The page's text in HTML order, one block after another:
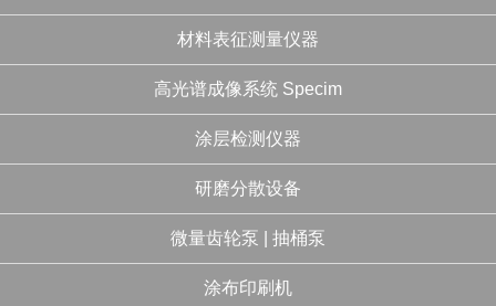
材料表征测量仪器
高光谱成像系统 Specim
涂层检测仪器
研磨分散设备
微量齿轮泵 | 抽桶泵
涂布印刷机